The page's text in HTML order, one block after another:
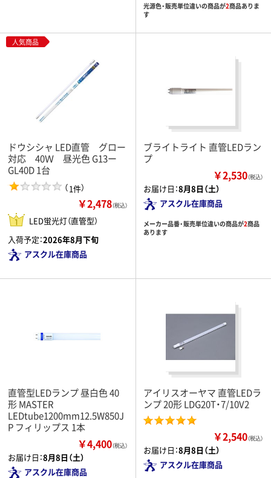
光源色・販売単位違いの商品が2商品ありま
す
人気商品
ドウシシャ LED直管 グロー
対応 40Ｗ 昼光色 G13ー
GL40D 1台
（1件）
￥2,478（税込）
LED蛍光灯（直管型）
入荷予定：2026年8月下旬
アスクル在庫商品
ブライトライト 直管LEDラン
プ
￥2,530（税込）
お届け日：8月8日（土）
アスクル在庫商品
メーカー品番・販売単位違いの商品が2商品
あります
直管型LEDランプ 昼白色 40
形 MASTER
LEDtube1200mm12.5W850J
P フィリップス 1本
￥4,400（税込）
お届け日：8月8日（土）
アスクル在庫商品
アイリスオーヤマ 直管LEDラ
ンプ 20形 LDG20T・7/10V2
￥2,540（税込）
お届け日：8月8日（土）
アスクル在庫商品